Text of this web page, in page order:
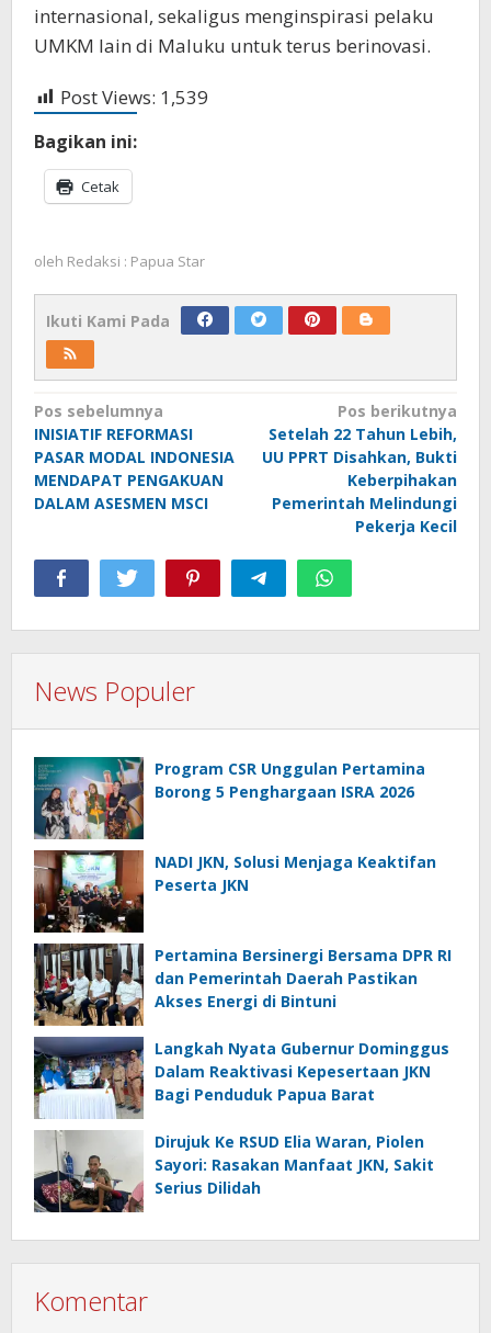
internasional, sekaligus menginspirasi pelaku
UMKM lain di Maluku untuk terus berinovasi.
Post Views: 1,539
Bagikan ini:
Cetak
oleh Redaksi : Papua Star
Ikuti Kami Pada
Navigasi
pos
Pos sebelumnya
INISIATIF REFORMASI
PASAR MODAL INDONESIA
MENDAPAT PENGAKUAN
DALAM ASESMEN MSCI
Pos berikutnya
Setelah 22 Tahun Lebih,
UU PPRT Disahkan, Bukti
Keberpihakan
Pemerintah Melindungi
Pekerja Kecil
News Populer
Program CSR Unggulan Pertamina
Borong 5 Penghargaan ISRA 2026
NADI JKN, Solusi Menjaga Keaktifan
Peserta JKN
Pertamina Bersinergi Bersama DPR RI
dan Pemerintah Daerah Pastikan
Akses Energi di Bintuni
Langkah Nyata Gubernur Dominggus
Dalam Reaktivasi Kepesertaan JKN
Bagi Penduduk Papua Barat
Dirujuk Ke RSUD Elia Waran, Piolen
Sayori: Rasakan Manfaat JKN, Sakit
Serius Dilidah
Komentar